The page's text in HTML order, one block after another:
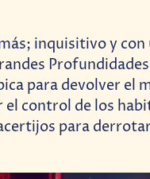
inquisitivo y con
para devolver el
control de los
para